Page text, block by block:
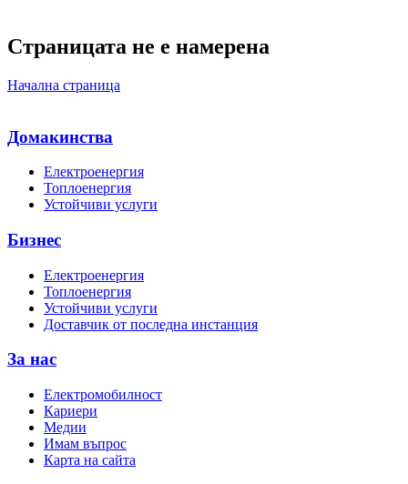
Страницата не е намерена
Начална страница
Домакинства
Електроенергия
Топлоенергия
Устойчиви услуги
Бизнес
Електроенергия
Топлоенергия
Устойчиви услуги
Доставчик от последна инстанция
За нас
Електромобилност
Кариери
Медии
Имам въпрос
Карта на сайта